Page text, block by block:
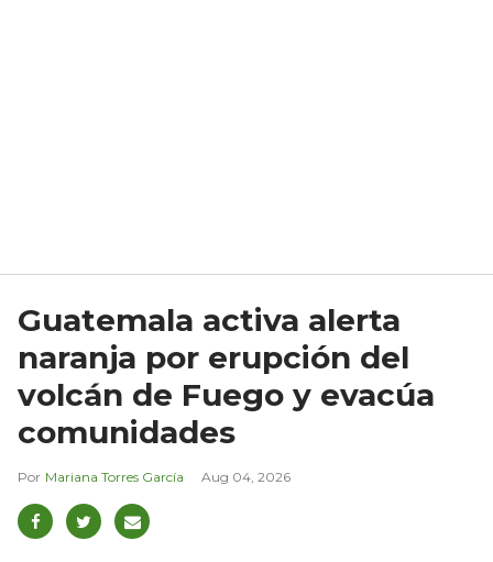
Guatemala activa alerta
naranja por erupción del
volcán de Fuego y evacúa
comunidades
Mariana Torres García Aug 04, 2026